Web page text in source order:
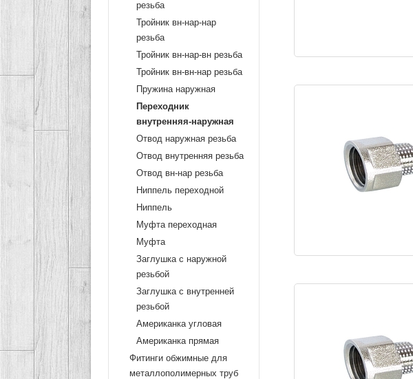
резьба
Тройник вн-нар-нар
резьба
Тройник вн-нар-вн резьба
Тройник вн-вн-нар резьба
Пружина наружная
Переходник
внутренняя-наружная
Отвод наружная резьба
Отвод внутренняя резьба
Отвод вн-нар резьба
Ниппель переходной
Ниппель
Муфта переходная
Муфта
Заглушка с наружной
резьбой
Заглушка с внутренней
резьбой
Американка угловая
Американка прямая
Фитинги обжимные для
металлополимерных труб